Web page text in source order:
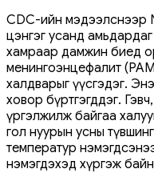
CDC-ийн мэдээлснээр
цэнгэг усанд
хамраар дамжин биед
менингоэнцефалит
халдварыг үүсгэдэг.
ховор бүртгэгддэг.
үргэлжилж байгаа
гол нуурын усны
температур
нэмэгдэхэд хүргэж